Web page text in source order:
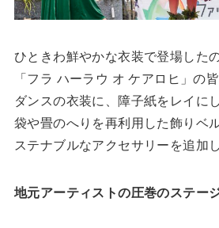
ひときわ鮮やかな衣装で登場した
「フラ ハーラウ オ ケアロヒ」の
ダンスの衣装に、障子紙をレイに
袋や畳のへりを再利用した飾りベ
ステナブルなアクセサリーを追加
地元アーティストの圧巻のステー